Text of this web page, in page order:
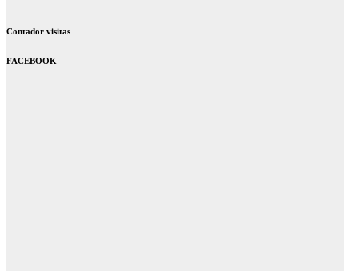
Contador visitas
FACEBOOK